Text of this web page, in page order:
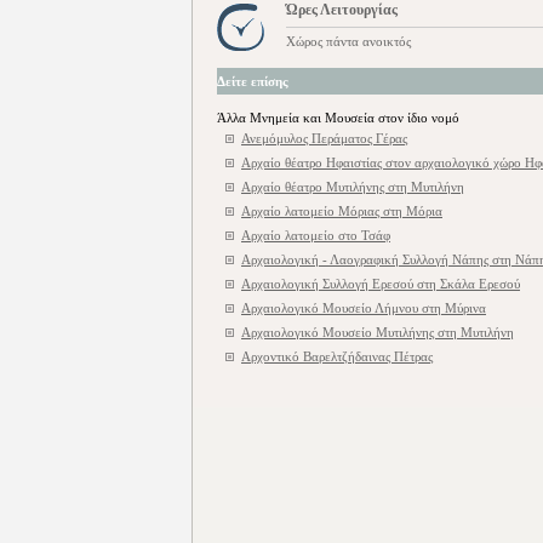
Ώρες Λειτουργίας
Χώρος πάντα ανοικτός
Δείτε επίσης
Άλλα Μνημεία και Μουσεία στον ίδιο νομό
Ανεμόμυλος Περάματος Γέρας
Αρχαίο θέατρο Ηφαιστίας στον αρχαιολογικό χώρο
Αρχαίο θέατρο Μυτιλήνης στη Μυτιλήνη
Αρχαίο λατομείο Μόριας στη Μόρια
Αρχαίο λατομείο στο Τσάφ
Αρχαιολογική - Λαογραφική Συλλογή Νάπης στη
Αρχαιολογική Συλλογή Ερεσού στη Σκάλα Ερεσού
Αρχαιολογικό Μουσείο Λήμνου στη Μύρινα
Αρχαιολογικό Μουσείο Μυτιλήνης στη Μυτιλήνη
Αρχοντικό Βαρελτζήδαινας Πέτρας